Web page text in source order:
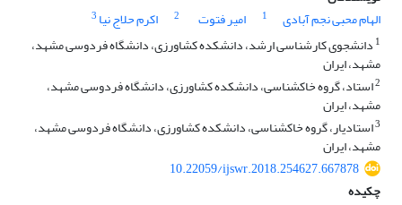
الهام محبی نجم آبادی
1 امیر فتوت 2 اکرم حلاج نیا 3
1 دانشجوی کارشناسی ارشد، دانشکده کشاورزی، دانشگاه فردوسی مشهد،
مشهد، ایران
2استاد، گروه خاکشناسی، دانشکده کشاورزی، دانشگاه فردوسی مشهد،
مشهد، ایران
3استادیار، گروه خاکشناسی، دانشکده کشاورزی، دانشگاه فردوسی مشهد،
مشهد، ایران
10.22059/ijswr.2018.254627.667878
چکیده